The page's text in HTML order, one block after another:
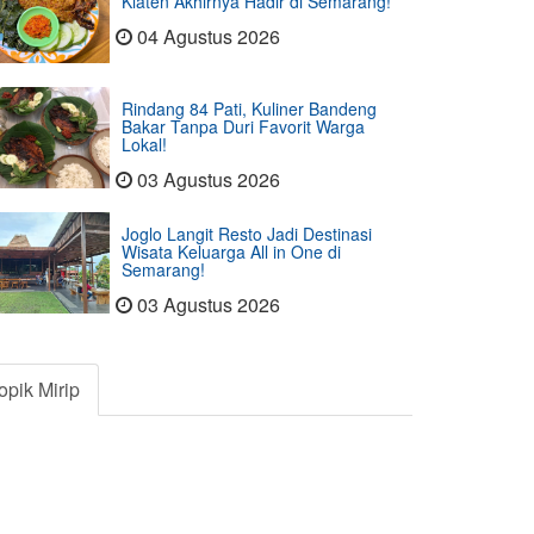
04 Agustus 2026
Rindang 84 Pati, Kuliner Bandeng
Bakar Tanpa Duri Favorit Warga
Lokal!
03 Agustus 2026
Joglo Langit Resto Jadi Destinasi
Wisata Keluarga All in One di
Semarang!
03 Agustus 2026
Mirip